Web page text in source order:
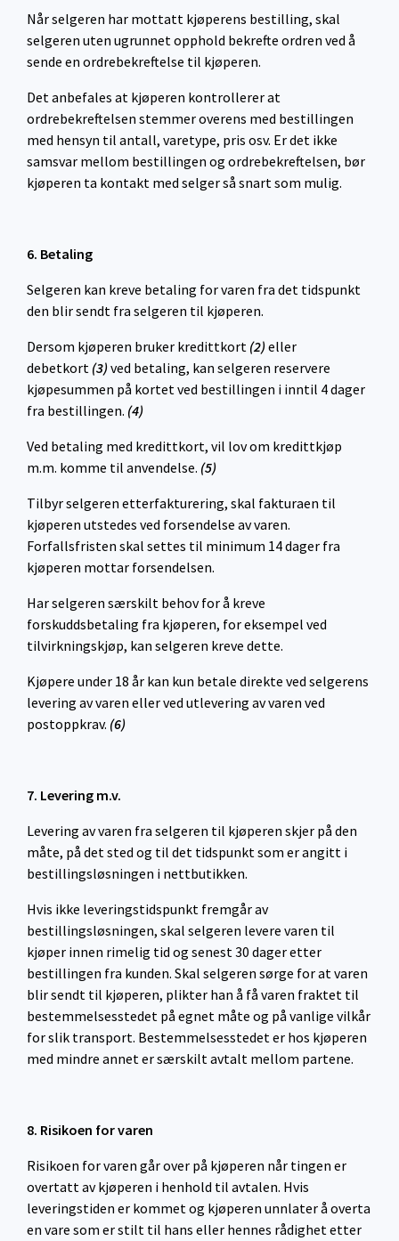
Når selgeren har mottatt kjøperens bestilling, skal
selgeren uten ugrunnet opphold bekrefte ordren ved å
sende en ordrebekreftelse til kjøperen.
Det anbefales at kjøperen kontrollerer at
ordrebekreftelsen stemmer overens med bestillingen
med hensyn til antall, varetype, pris osv. Er det ikke
samsvar mellom bestillingen og ordrebekreftelsen, bør
kjøperen ta kontakt med selger så snart som mulig.
6. Betaling
Selgeren kan kreve betaling for varen fra det tidspunkt
den blir sendt fra selgeren til kjøperen.
Dersom kjøperen bruker kredittkort (2)eller
debetkort (3)ved betaling, kan selgeren reservere
kjøpesummen på kortet ved bestillingen i inntil 4 dager
fra bestillingen. (4)
Ved betaling med kredittkort, vil lov om kredittkjøp
m.m. komme til anvendelse. (5)
Tilbyr selgeren etterfakturering, skal fakturaen til
kjøperen utstedes ved forsendelse av varen.
Forfallsfristen skal settes til minimum 14 dager fra
kjøperen mottar forsendelsen.
Har selgeren særskilt behov for å kreve
forskuddsbetaling fra kjøperen, for eksempel ved
tilvirkningskjøp, kan selgeren kreve dette.
Kjøpere under 18 år kan kun betale direkte ved selgerens
levering av varen eller ved utlevering av varen ved
postoppkrav. (6)
7. Levering m.v.
Levering av varen fra selgeren til kjøperen skjer på den
måte, på det sted og til det tidspunkt som er angitt i
bestillingsløsningen i nettbutikken.
Hvis ikke leveringstidspunkt fremgår av
bestillingsløsningen, skal selgeren levere varen til
kjøper innen rimelig tid og senest 30 dager etter
bestillingen fra kunden. Skal selgeren sørge for at varen
blir sendt til kjøperen, plikter han å få varen fraktet til
bestemmelsesstedet på egnet måte og på vanlige vilkår
for slik transport. Bestemmelsesstedet er hos kjøperen
med mindre annet er særskilt avtalt mellom partene.
8. Risikoen for varen
Risikoen for varen går over på kjøperen når tingen er
overtatt av kjøperen i henhold til avtalen. Hvis
leveringstiden er kommet og kjøperen unnlater å overta
en vare som er stilt til hans eller hennes rådighet etter